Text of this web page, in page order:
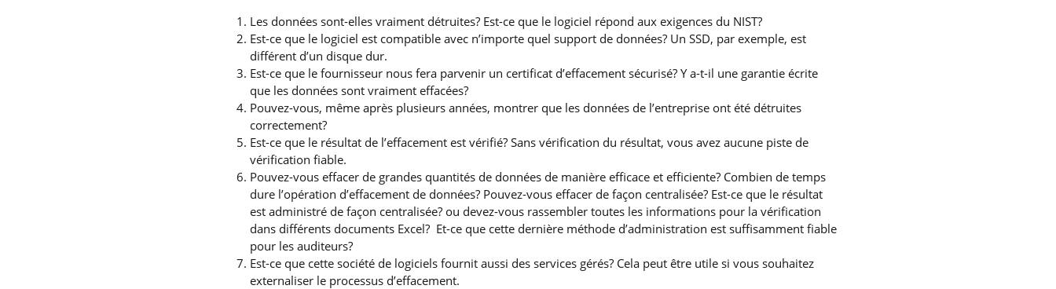
Les données sont-elles vraiment détruites? Est-ce que le logiciel répond aux exigences du NIST?
Est-ce que le logiciel est compatible avec n’importe quel support de données? Un SSD, par exemple, est
différent d’un disque dur.
Est-ce que le fournisseur nous fera parvenir un certificat d’effacement sécurisé? Y a-t-il une garantie écrite
que les données sont vraiment effacées?
Pouvez-vous, même après plusieurs années, montrer que les données de l’entreprise ont été détruites
correctement?
Est-ce que le résultat de l’effacement est vérifié? Sans vérification du résultat, vous avez aucune piste de
vérification fiable.
Pouvez-vous effacer de grandes quantités de données de manière efficace et efficiente? Combien de temps
dure l’opération d’effacement de données? Pouvez-vous effacer de façon centralisée? Est-ce que le résultat
est administré de façon centralisée? ou devez-vous rassembler toutes les informations pour la vérification
dans différents documents Excel? Et-ce que cette dernière méthode d’administration est suffisamment fiable
pour les auditeurs?
Est-ce que cette société de logiciels fournit aussi des services gérés? Cela peut être utile si vous souhaitez
externaliser le processus d’effacement.